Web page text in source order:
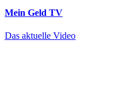
Mein Geld TV
Das aktuelle Video